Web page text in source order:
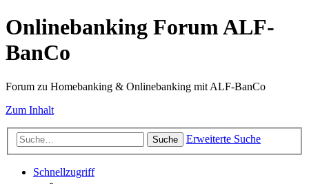
Onlinebanking Forum ALF-
BanCo
Forum zu Homebanking & Onlinebanking mit ALF-BanCo
Zum Inhalt
Suche Erweiterte Suche
Schnellzugriff